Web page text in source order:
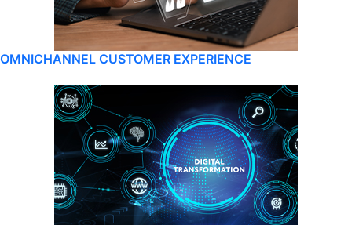
OMNICHANNEL CUSTOMER EXPERIENCE